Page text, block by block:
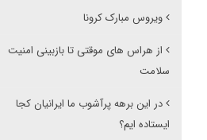
ویروس مبارک کرونا
از هراس های موقتی تا بازبینی امنیت
سلامت
در این برهه پرآشوب ما ایرانیان کجا
ایستاده ایم؟